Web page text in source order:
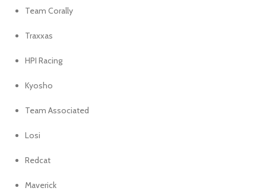
Team Corally
Traxxas
HPI Racing
Kyosho
Team Associated
Losi
Redcat
Maverick